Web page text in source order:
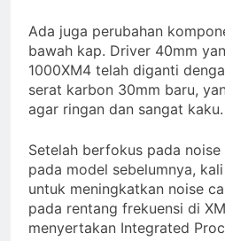
Ada juga perubahan
bawah kap. Driver 40mm
1000XM4 telah diganti
serat karbon 30mm baru,
agar ringan dan sangat kaku.
Setelah berfokus pada
pada model sebelumnya,
untuk meningkatkan noise
pada rentang frekuensi di
menyertakan Integrated